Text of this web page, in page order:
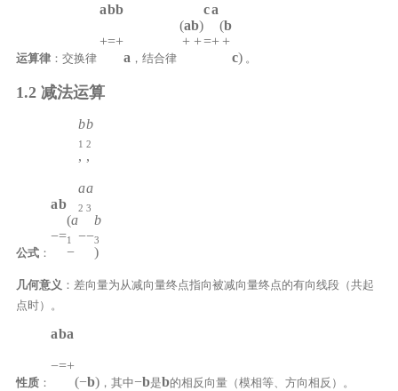
运算律：交换律
a
+
b
=
b
+
a ，结合律
(a
+
b)
+
c
=
a
+
(b
+
c)。
1.2 减法运算
公式：
a
−
b
=
(a
1
−
b
1
,
a
2
−
b
2
,
a
3
−
b
3
)
几何意义 ：差向量为从减向量终点指向被减向量终点的有向线段（共起
点时）。
性质：
a
−
b
=
a
+
(−b)，其中−b是b的相反向量（模相等、方向相反）。